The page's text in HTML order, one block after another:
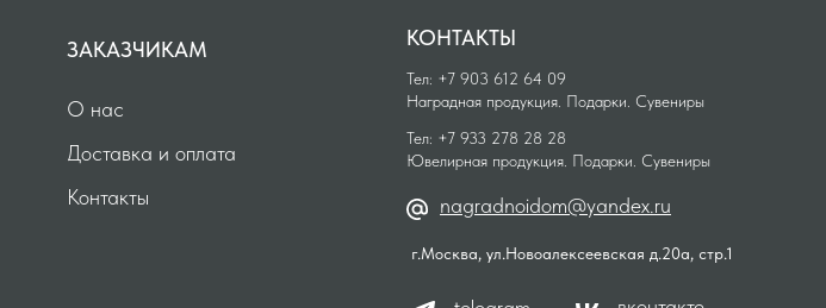
ЗАКАЗЧИКАМ
nagradnoidom@yandex.ru
КОНТАКТЫ
Тел: +7 903 612 64 09
Наградная продукция. Подарки. Сувениры
Тел: +7 933 278 28 28
Ювелирная продукция. Подарки. Сувениры
О нас
Доставка и оплата
Контакты
г.Москва, ул.Новоалексеевская д.20а, стр.1